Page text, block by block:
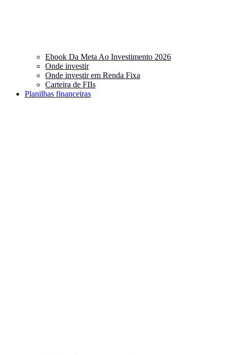
Ebook Da Meta Ao Investimento 2026
Onde investir
Onde investir em Renda Fixa
Carteira de FIIs
Planilhas financeiras